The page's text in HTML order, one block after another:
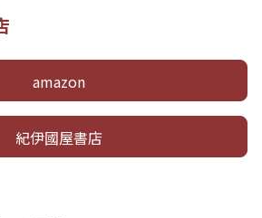
amazon
紀伊國屋書店